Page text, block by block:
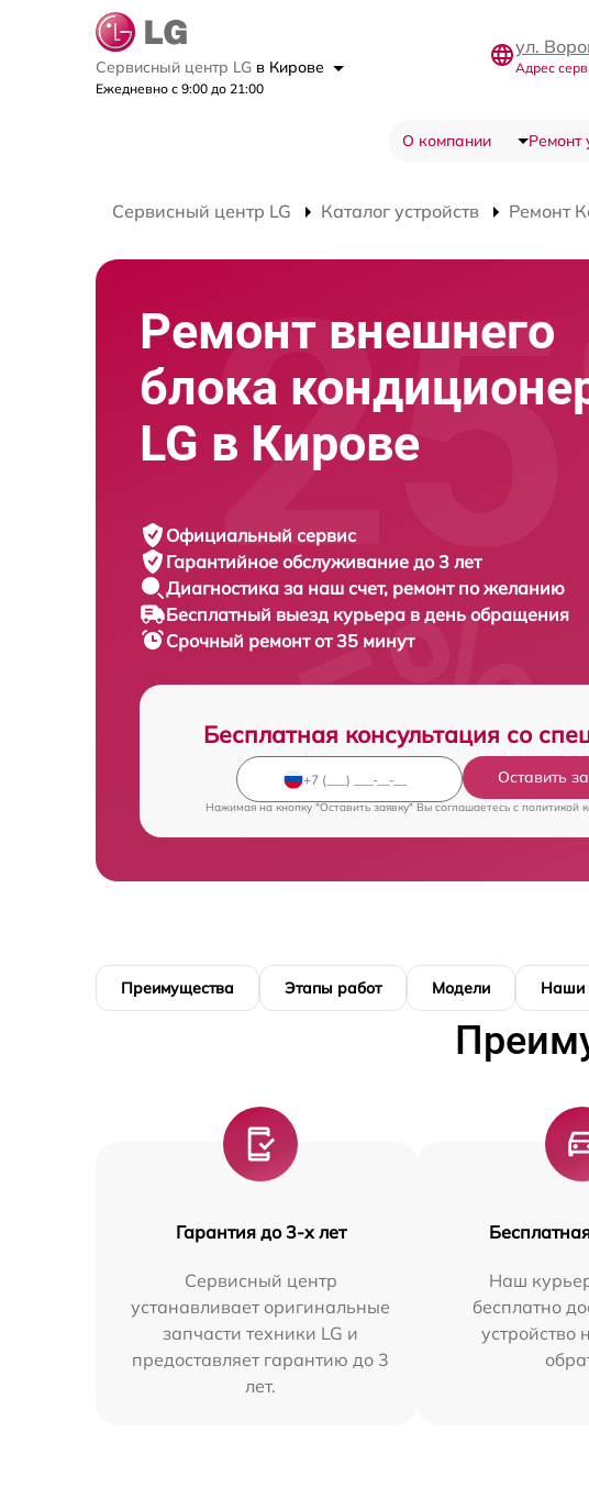
Сервисный центр LG в Кирове
Ежедневно с 9:00 до 21:00
ул.
Адрес
О компании Ремонт
Сервисный центр LG Каталог устройств Ремонт
Ремонт внешнего
блока
LG в Кирове
Официальный сервис
Гарантийное обслуживание до 3 лет
Диагностика за наш счет, ремонт по желанию
Бесплатный выезд курьера в день обращения
Срочный ремонтот 35 минут
Бесплатная консультация со
Оставить
Нажимая на кнопку "Оставить заявку" Вы соглашаетесь c политикой
Преимущества Этапы работ Модели Наши
Гарантия до 3-х лет
Сервисный центр
устанавливает оригинальные
запчасти техники LG и
предоставляет гарантию до 3
лет.
Наш
бесплатно
устройство